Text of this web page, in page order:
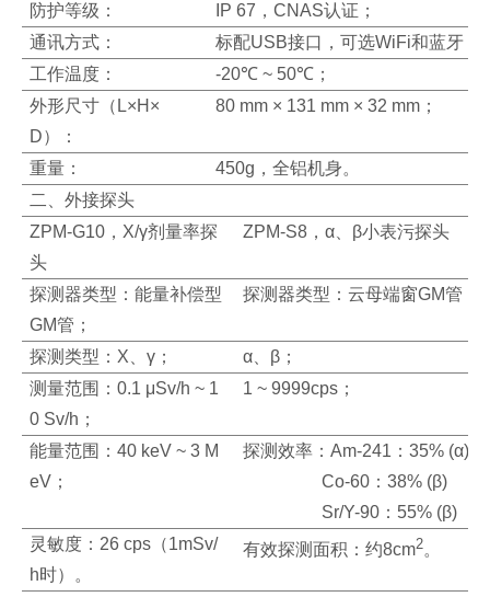
防护等级：
IP 67，CNAS认证；
通讯方式：
标配USB接口，可选WiFi和蓝牙；
工作温度：
-20℃ ~ 50℃；
外形尺寸（L×H×
D）：
80 mm × 131 mm × 32 mm；
重量：
450g，全铝机身。
二、外接探头
ZPM-G10，X/γ剂量率探
头
ZPM-S8，α、β小表污探头
探测器类型：能量补偿型
GM管；
探测器类型：云母端窗GM管；
探测类型：X、γ；
α、β；
测量范围：0.1 μSv/h ~ 1
0 Sv/h；
1 ~ 9999cps；
能量范围：40 keV ~ 3 M
eV；
探测效率：Am-241：35% (α)
Co-60：38% (β)
Sr/Y-90：55% (β)
灵敏度：26 cps（1mSv/
h时）。
有效探测面积：约8cm2。